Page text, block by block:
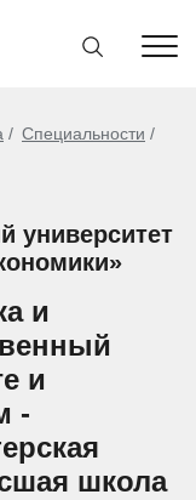
Специальности
университет
и
и
-
школа